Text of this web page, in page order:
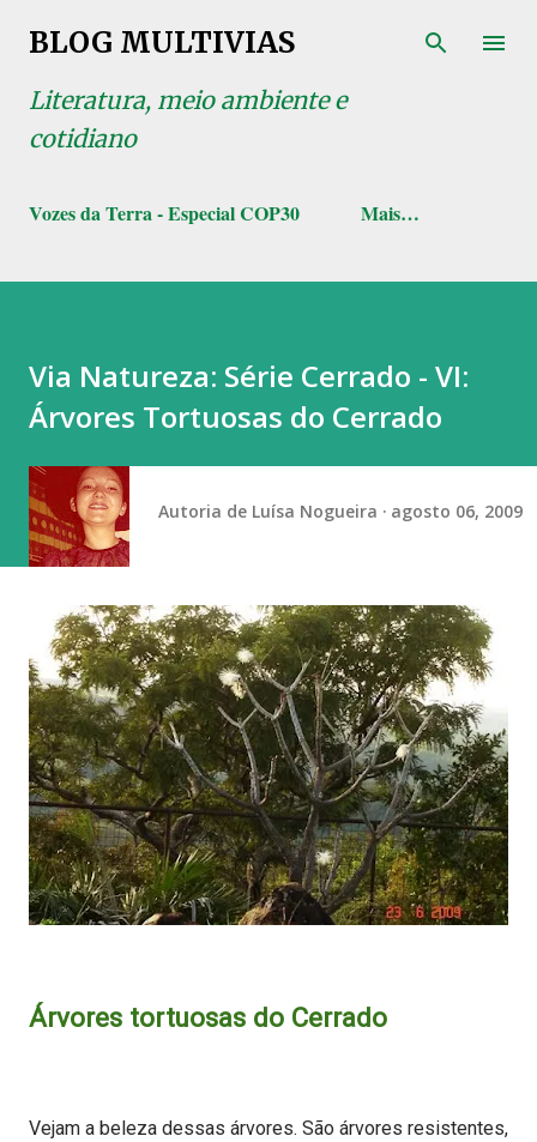
Pular para o conteúdo principal
BLOG MULTIVIAS
Literatura, meio ambiente e
cotidiano
Vozes da Terra - Especial COP30 Mais…
Via Natureza: Série Cerrado - VI:
Árvores Tortuosas do Cerrado
Autoria de Luísa Nogueira agosto 06, 2009
Árvores tortuosas do Cerrado
Vejam a beleza dessas árvores. São árvores resistentes,